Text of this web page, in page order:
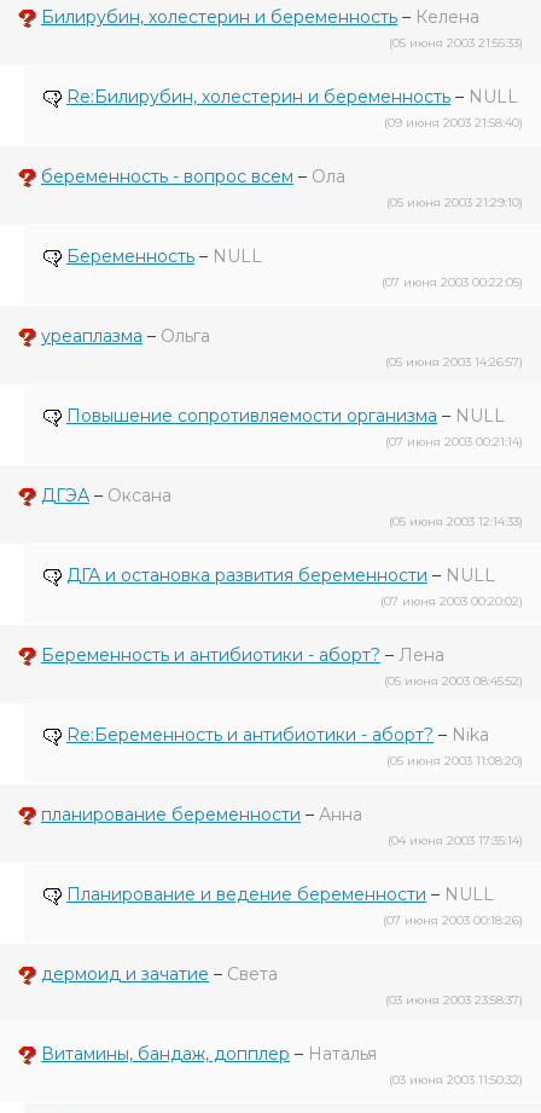
Билирубин, холестерин и беременность – Келена
(05 июня 2003 21:55:33)
Re:Билирубин, холестерин и беременность – NULL
(09 июня 2003 21:58:40)
беременность - вопрос всем – Ола
(05 июня 2003 21:29:10)
Беременность – NULL
(07 июня 2003 00:22:05)
уреаплазма – Ольга
(05 июня 2003 14:26:57)
Повышение сопротивляемости организма – NULL
(07 июня 2003 00:21:14)
ДГЭА – Оксана
(05 июня 2003 12:14:33)
ДГА и остановка развития беременности – NULL
(07 июня 2003 00:20:02)
Беременность и антибиотики - аборт? – Лена
(05 июня 2003 08:45:52)
Re:Беременность и антибиотики - аборт? – Nika
(05 июня 2003 11:08:20)
планирование беременности – Анна
(04 июня 2003 17:35:14)
Планирование и ведение беременности – NULL
(07 июня 2003 00:18:26)
дермоид и зачатие – Света
(03 июня 2003 23:58:37)
Витамины, бандаж, допплер – Наталья
(03 июня 2003 11:50:32)